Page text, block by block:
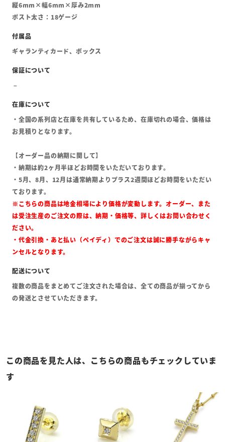
縦6mm×幅6mm×厚み2mm
ポスト太さ：18ゲージ
ギャランティカード、ボックス
・全国の系列店と在庫を共有しているため、在庫切れの場合、価格は
お見積りとなります。
【オーダー品の納期に関して】
・納期は約2ヶ月半ほどお時間をいただいております。
・5月、8月、12月は通常納期よりプラス2週間ほどお時間をいただい
ております。
※こちらの商品は地金相場により価格が変動します。オーダー、また
は受注生産のご注文の際は、納期・価格等、詳しくはお問い合わせく
ださい。
・代金引換・あと払い（ペイディ）でのご注文は誠に勝手ながらキャ
ンセルとなります。
複数の商品をまとめてご注文された場合は、全ての商品が揃ってから
の発送とさせていただきます。
この商品を見た人は、こちらの商品もチェックしていま
す